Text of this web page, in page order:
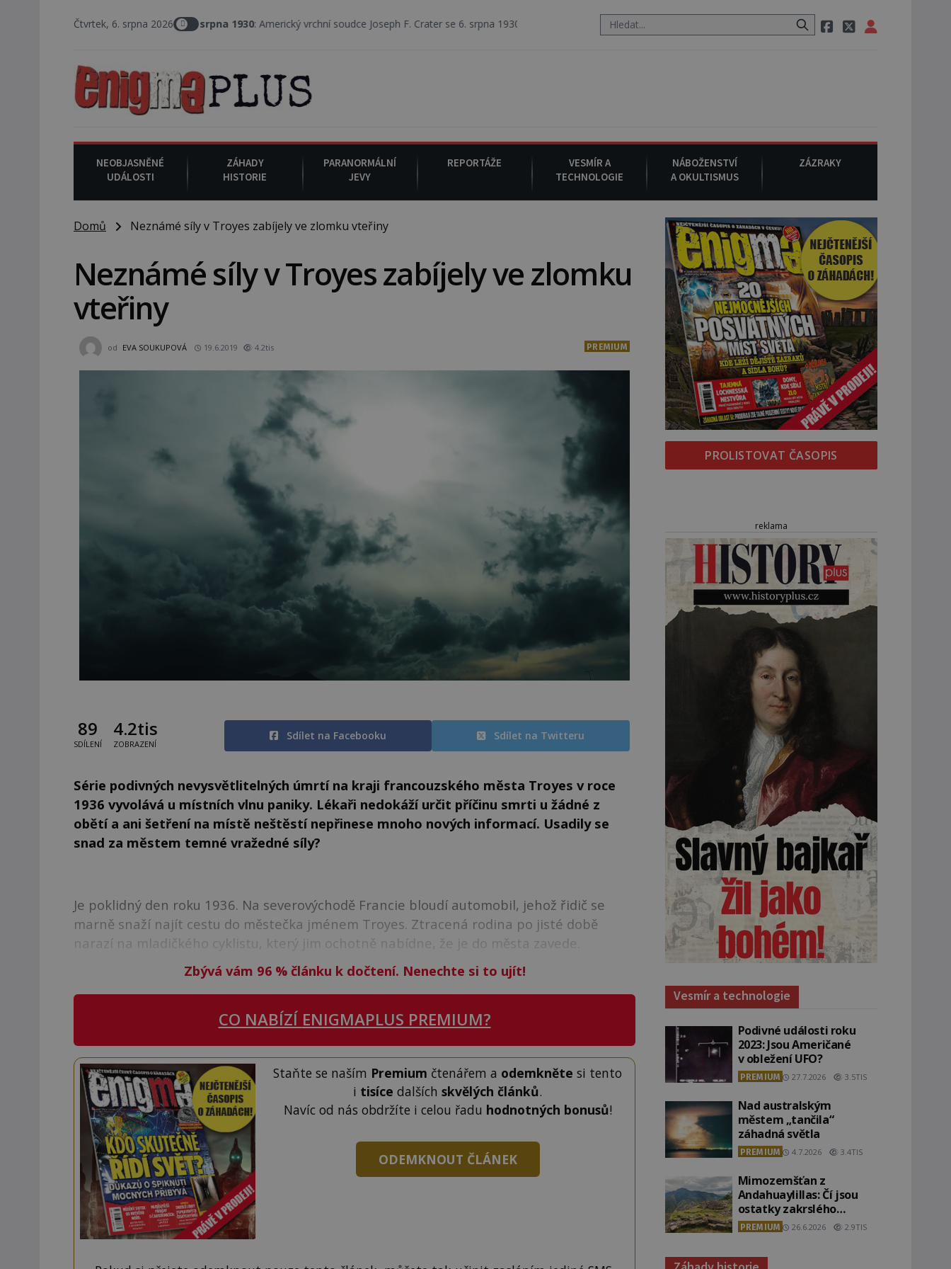
Čtvrtek, 6. srpna 2026
6. srpna 1930: Americký vrchní soudce Joseph F. Crater se 6. srpna 1930 navečeří ve své oblíbené restauraci, pak si na ulici zavolá taxi, nasedne do něj a už ho nikdy nikdo nespatří.
NEOBJASNĚNÉ
UDÁLOSTI
ZÁHADY
HISTORIE
PARANORMÁLNÍ
JEVY
REPORTÁŽE
VESMÍR A
TECHNOLOGIE
NÁBOŽENSTVÍ
A OKULTISMUS
ZÁZRAKY
Domů Neznámé síly v Troyes zabíjely ve zlomku vteřiny
Neznámé síly v Troyes zabíjely ve zlomku
vteřiny
od EVA SOUKUPOVÁ 19.6.2019 4.2tis PREMIUM
89
SDÍLENÍ
4.2tis
ZOBRAZENÍ
Sdílet na Facebooku Sdílet na Twitteru
Série podivných nevysvětlitelných úmrtí na kraji francouzského města Troyes v roce
1936 vyvolává u místních vlnu paniky. Lékaři nedokáží určit příčinu smrti u žádné z
obětí a ani šetření na místě neštěstí nepřinese mnoho nových informací. Usadily se
snad za městem temné vražedné síly?
Je poklidný den roku 1936. Na severovýchodě Francie bloudí automobil, jehož řidič se
marně snaží najít cestu do městečka jménem Troyes. Ztracená rodina po jisté době
narazí na mladičkého cyklistu, který jim ochotně nabídne, že je do města zavede.
Zbývá vám 96 %článku k dočtení. Nenechte si to ujít!
CO NABÍZÍ ENIGMAPLUS PREMIUM?
Staňte se naším Premium čtenářem a odemkněte si tento
i tisíce dalšíchskvělých článků.
Navíc od nás obdržíte i celou řadu hodnotných bonusů!
ODEMKNOUT ČLÁNEK
PROLISTOVAT ČASOPIS
reklama
Vesmír a technologie
Podivné události roku
2023: Jsou Američané
v obležení UFO?
PREMIUM 27.7.2026 3.5TIS
Nad australským
městem „tančila“
záhadná světla
PREMIUM 4.7.2026 3.4TIS
Mimozemšťan z
Andahuaylillas: Čí jsou
ostatky zakrslého
stvoření s ohromnou
lebkou?
PREMIUM 26.6.2026 2.9TIS